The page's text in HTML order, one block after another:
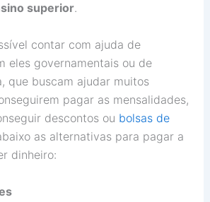
superior.
contar com ajuda de
eles governamentais ou de
que buscam ajudar muitos
pagar as mensalidades,
descontos ou bolsas de
as alternativas para pagar a
dinheiro: